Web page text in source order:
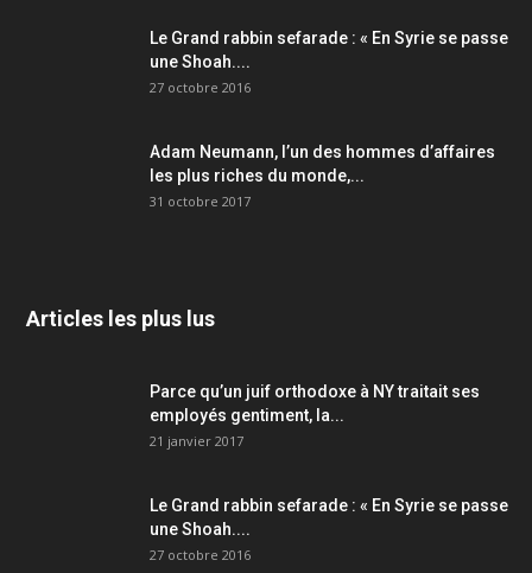
Le Grand rabbin sefarade : « En Syrie se passe
une Shoah....
27 octobre 2016
Adam Neumann, l’un des hommes d’affaires
les plus riches du monde,...
31 octobre 2017
Articles les plus lus
Parce qu’un juif orthodoxe à NY traitait ses
employés gentiment, la...
21 janvier 2017
Le Grand rabbin sefarade : « En Syrie se passe
une Shoah....
27 octobre 2016